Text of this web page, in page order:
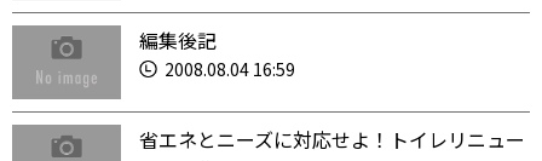
編集後記
2008.08.04 16:59
省エネとニーズに対応せよ！トイレリニュー